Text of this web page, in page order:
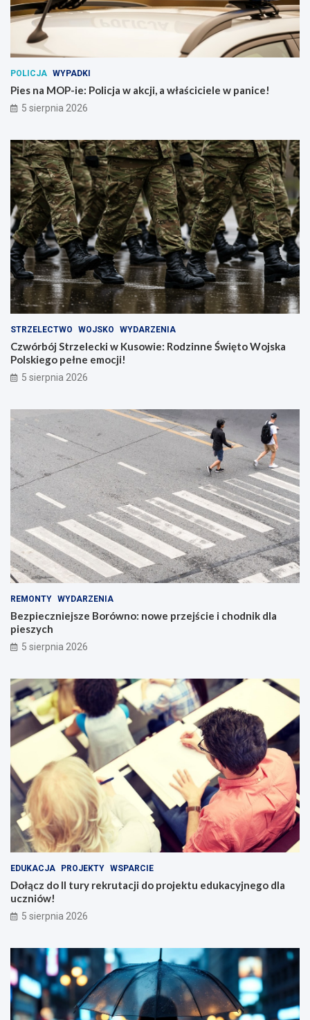
POLICJA WYPADKI
Pies na MOP-ie: Policja w akcji, a właściciele w panice!
5 sierpnia 2026
STRZELECTWO WOJSKO WYDARZENIA
Czwórbój Strzelecki w Kusowie: Rodzinne Święto Wojska
Polskiego pełne emocji!
5 sierpnia 2026
REMONTY WYDARZENIA
Bezpieczniejsze Borówno: nowe przejście i chodnik dla
pieszych
5 sierpnia 2026
EDUKACJA PROJEKTY WSPARCIE
Dołącz do II tury rekrutacji do projektu edukacyjnego dla
uczniów!
5 sierpnia 2026